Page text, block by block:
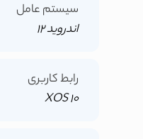
سیستم عامل
اندروید 12
رابط کاربری
XOS 10